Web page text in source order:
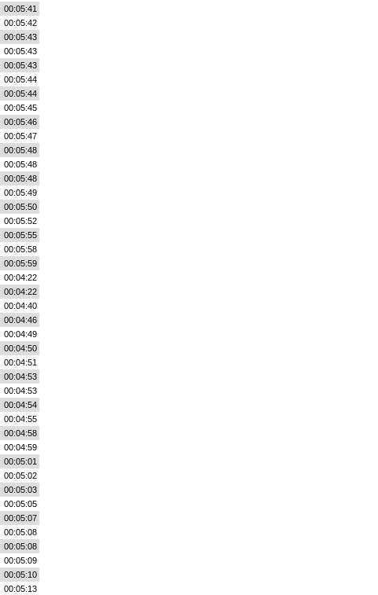
00:05:41
00:05:42
00:05:43
00:05:43
00:05:43
00:05:44
00:05:44
00:05:45
00:05:46
00:05:47
00:05:48
00:05:48
00:05:48
00:05:49
00:05:50
00:05:52
00:05:55
00:05:58
00:05:59
00:04:22
00:04:22
00:04:40
00:04:46
00:04:49
00:04:50
00:04:51
00:04:53
00:04:53
00:04:54
00:04:55
00:04:58
00:04:59
00:05:01
00:05:02
00:05:03
00:05:05
00:05:07
00:05:08
00:05:08
00:05:09
00:05:10
00:05:13